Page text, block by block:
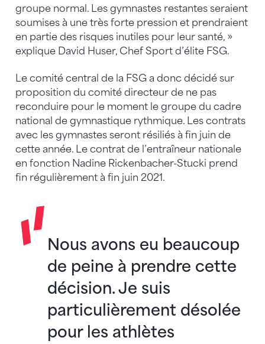
groupe normal. Les gymnastes restantes seraient
soumises à une très forte pression et prendraient
en partie des risques inutiles pour leur santé, »
explique David Huser, Chef Sport d’élite FSG.
Le comité central de la FSG a donc décidé sur
proposition du comité directeur de ne pas
reconduire pour le moment le groupe du cadre
national de gymnastique rythmique. Les contrats
avec les gymnastes seront résiliés à fin juin de
cette année. Le contrat de l’entraîneur nationale
en fonction Nadine Rickenbacher-Stucki prend
fin régulièrement à fin juin 2021.
Nous avons eu beaucoup
de peine à prendre cette
décision. Je suis
particulièrement désolée
pour les athlètes